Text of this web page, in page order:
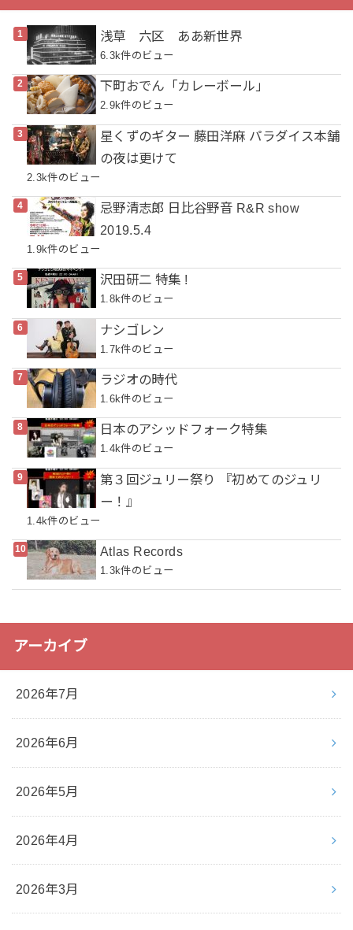
浅草 六区 ああ新世界
6.3k件のビュー
下町おでん「カレーボール」
2.9k件のビュー
星くずのギター 藤田洋麻 パラダイス本舗
の夜は更けて
2.3k件のビュー
忌野清志郎 日比谷野音 R&R show
2019.5.4
1.9k件のビュー
沢田研二 特集 !
1.8k件のビュー
ナシゴレン
1.7k件のビュー
ラジオの時代
1.6k件のビュー
日本のアシッドフォーク特集
1.4k件のビュー
第３回ジュリー祭り 『初めてのジュリ
ー！』
1.4k件のビュー
Atlas Records
1.3k件のビュー
アーカイブ
2026年7月
2026年6月
2026年5月
2026年4月
2026年3月